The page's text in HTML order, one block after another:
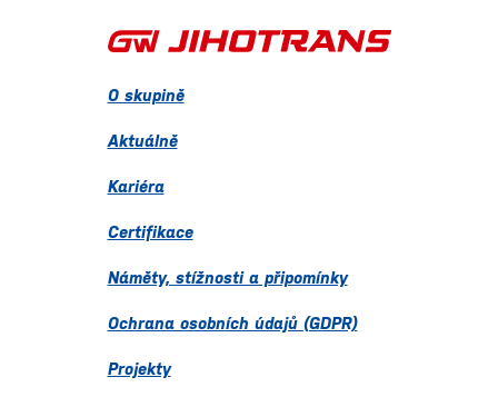
O skupině
Aktuálně
Kariéra
Certifikace
Náměty, stížnosti a připomínky
Ochrana osobních údajů (GDPR)
Projekty